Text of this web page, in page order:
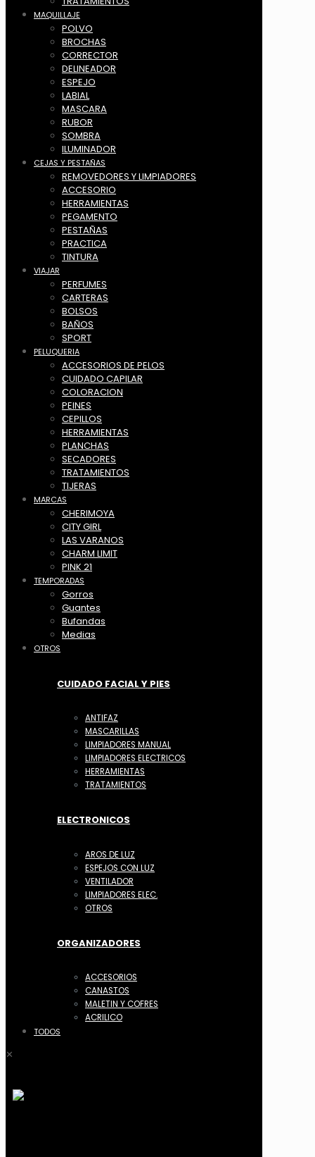
MAQUILLAJE
POLVO
BROCHAS
CORRECTOR
DELINEADOR
ESPEJO
LABIAL
MASCARA
RUBOR
SOMBRA
ILUMINADOR
CEJAS Y PESTAÑAS
REMOVEDORES Y LIMPIADORES
ACCESORIO
HERRAMIENTAS
PEGAMENTO
PESTAÑAS
PRACTICA
TINTURA
VIAJAR
PERFUMES
CARTERAS
BOLSOS
BAÑOS
SPORT
PELUQUERIA
ACCESORIOS DE PELOS
CUIDADO CAPILAR
COLORACION
PEINES
CEPILLOS
HERRAMIENTAS
PLANCHAS
SECADORES
TRATAMIENTOS
TIJERAS
MARCAS
CHERIMOYA
CITY GIRL
LAS VARANOS
CHARM LIMIT
PINK 21
TEMPORADAS
Gorros
Guantes
Bufandas
Medias
OTROS
CUIDADO FACIAL Y PIES
ANTIFAZ
MASCARILLAS
LIMPIADORES MANUAL
LIMPIADORES ELECTRICOS
HERRAMIENTAS
TRATAMIENTOS
ELECTRONICOS
AROS DE LUZ
ESPEJOS CON LUZ
VENTILADOR
LIMPIADORES ELEC.
OTROS
ORGANIZADORES
ACCESORIOS
CANASTOS
MALETIN Y COFRES
ACRILICO
TODOS
✕